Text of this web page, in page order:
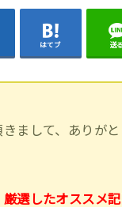
はてブ 送る
まして、ありが
厳選したオススメ